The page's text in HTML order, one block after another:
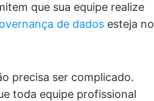
que sua equipe realize
de dados esteja no
precisa ser complicado.
toda equipe profissional